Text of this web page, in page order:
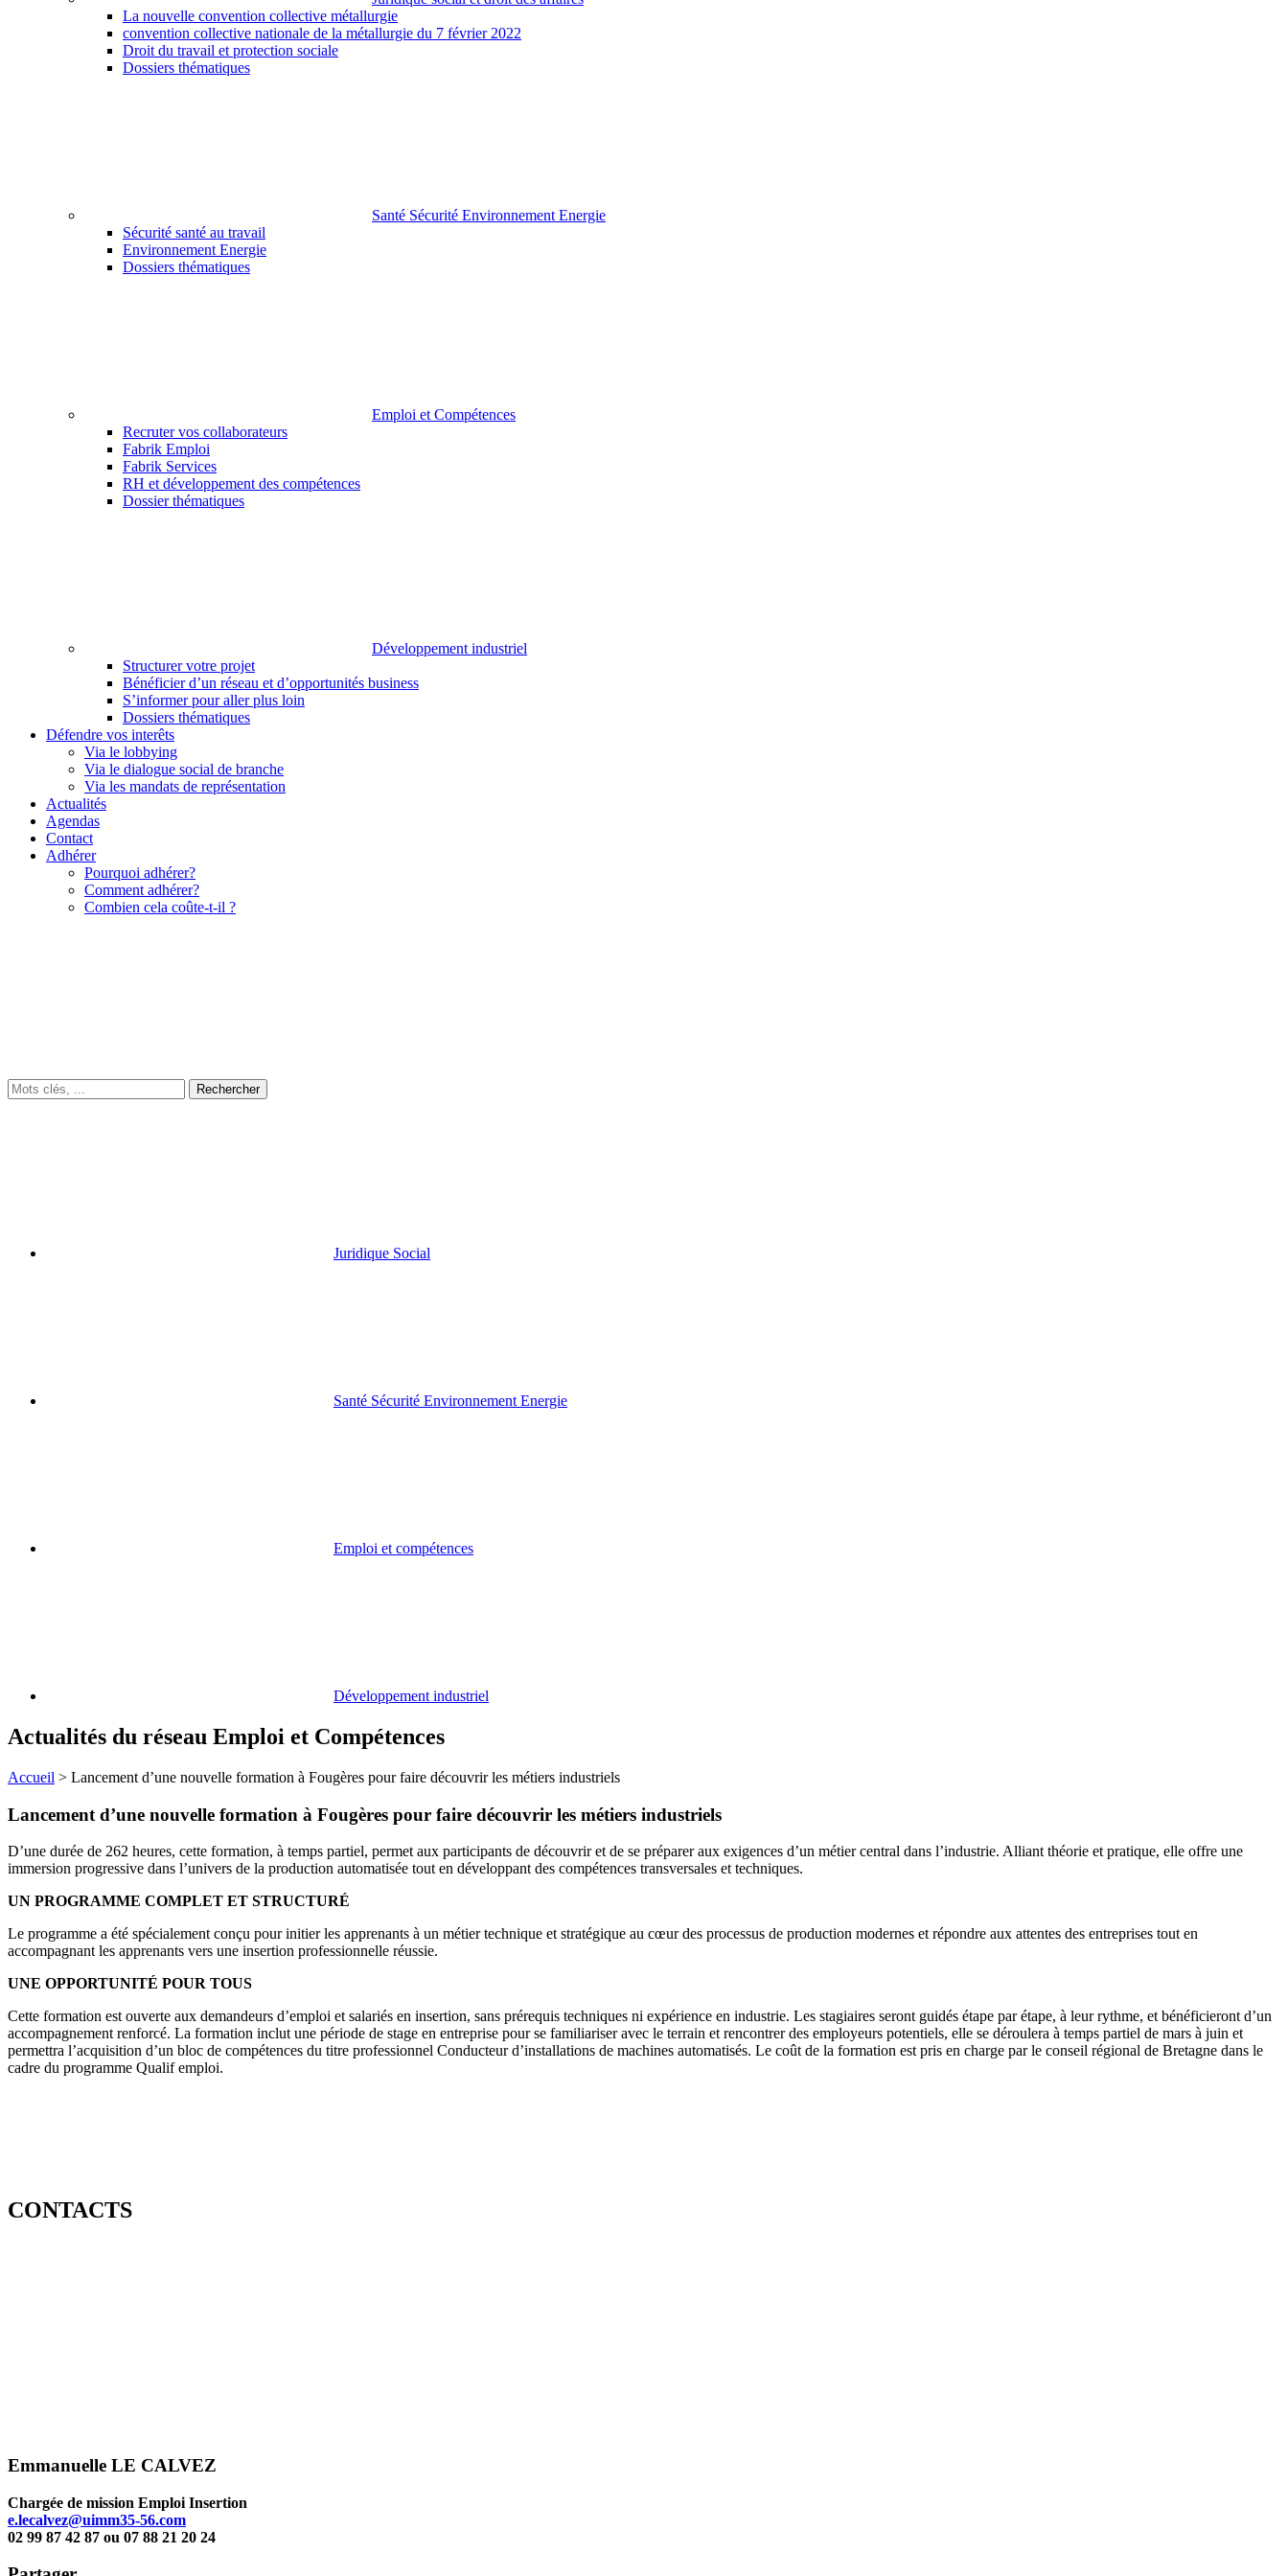
La nouvelle convention collective métallurgie
convention collective nationale de la métallurgie du 7 février 2022
Droit du travail et protection sociale
Dossiers thématiques
Santé Sécurité Environnement Energie
Sécurité santé au travail
Environnement Energie
Dossiers thématiques
Emploi et Compétences
Recruter vos collaborateurs
Fabrik Emploi
Fabrik Services
RH et développement des compétences
Dossier thématiques
Développement industriel
Structurer votre projet
Bénéficier d’un réseau et d’opportunités business
S’informer pour aller plus loin
Dossiers thématiques
Défendre vos interêts
Via le lobbying
Via le dialogue social de branche
Via les mandats de représentation
Actualités
Agendas
Contact
Adhérer
Pourquoi adhérer?
Comment adhérer?
Combien cela coûte-t-il ?
Juridique Social
Santé Sécurité Environnement Energie
Emploi et compétences
Développement industriel
Actualités du réseau Emploi et Compétences
Accueil > Lancement d’une nouvelle formation à Fougères pour faire découvrir les métiers industriels
Lancement d’une nouvelle formation à Fougères pour faire découvrir les métiers industriels
D’une durée de 262 heures, cette formation, à temps partiel, permet aux participants de découvrir et de se préparer aux exigences d’un métier central dans l’industrie. Alliant théorie et pratique, elle offre une
immersion progressive dans l’univers de la production automatisée tout en développant des compétences transversales et techniques.
UN PROGRAMME COMPLET ET STRUCTURÉ
Le programme a été spécialement conçu pour initier les apprenants à un métier technique et stratégique au cœur des processus de production modernes et répondre aux attentes des entreprises tout en
accompagnant les apprenants vers une insertion professionnelle réussie.
UNE OPPORTUNITÉ POUR TOUS
Cette formation est ouverte aux demandeurs d’emploi et salariés en insertion, sans prérequis techniques ni expérience en industrie. Les stagiaires seront guidés étape par étape, à leur rythme, et bénéficieront d’un
accompagnement renforcé. La formation inclut une période de stage en entreprise pour se familiariser avec le terrain et rencontrer des employeurs potentiels, elle se déroulera à temps partiel de mars à juin et
permettra l’acquisition d’un bloc de compétences du titre professionnel Conducteur d’installations de machines automatisés. Le coût de la formation est pris en charge par le conseil régional de Bretagne dans le
cadre du programme Qualif emploi.
CONTACTS
Emmanuelle LE CALVEZ
Chargée de mission Emploi Insertion
e.lecalvez@uimm35-56.com
02 99 87 42 87 ou 07 88 21 20 24